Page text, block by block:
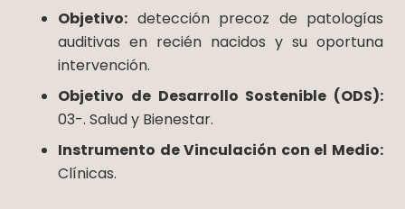
Objetivo: detección precoz de patologías
auditivas en recién nacidos y su oportuna
intervención.
Objetivo de Desarrollo Sostenible (ODS):
03-. Salud y Bienestar.
Instrumento de Vinculación con el Medio:
Clínicas.